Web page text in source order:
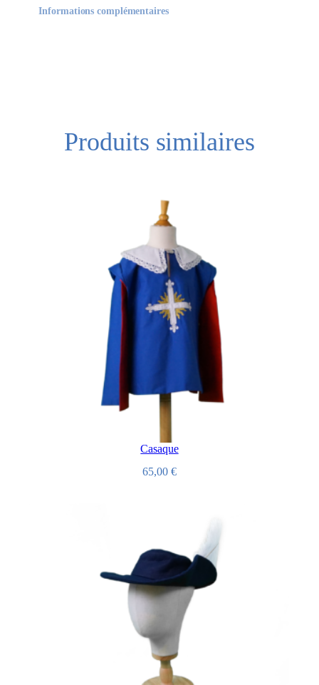
Informations complémentaires
Produits similaires
Casaque
65,00 €